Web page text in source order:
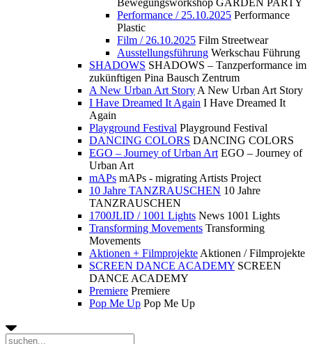
Bewegungsworkshop GARDEN PARTY
Performance / 25.10.2025 Performance
Plastic
Film / 26.10.2025 Film Streetwear
Ausstellungsführung Werkschau Führung
SHADOWS SHADOWS – Tanzperformance im
zukünftigen Pina Bausch Zentrum
A New Urban Art Story A New Urban Art Story
I Have Dreamed It Again I Have Dreamed It
Again
Playground Festival Playground Festival
DANCING COLORS DANCING COLORS
EGO – Journey of Urban Art EGO – Journey of
Urban Art
mAPs mAPs - migrating Artists Project
10 Jahre TANZRAUSCHEN 10 Jahre
TANZRAUSCHEN
1700JLID / 1001 Lights News 1001 Lights
Transforming Movements Transforming
Movements
Aktionen + Filmprojekte Aktionen / Filmprojekte
SCREEN DANCE ACADEMY SCREEN
DANCE ACADEMY
Premiere Premiere
Pop Me Up Pop Me Up